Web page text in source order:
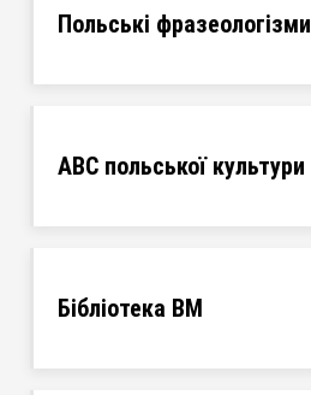
Польські фразеологізми
ABC польської культури
Бібліотека ВМ